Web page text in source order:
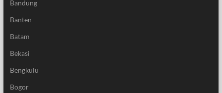
Bandung
Banten
Batam
Bekasi
Bengkulu
Bogor